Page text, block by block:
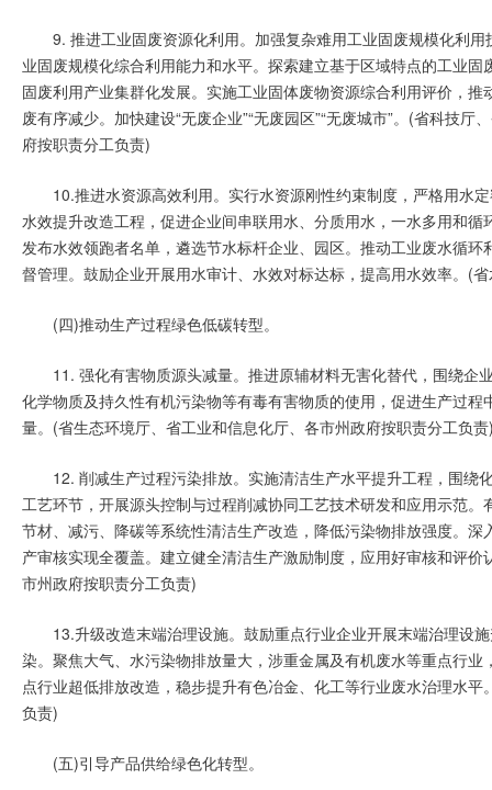
9. 推进工业固废资源化利用。加强复杂难用工业固废规模化利
业固废规模化综合利用能力和水平。探索建立基于区域特点的工业
固废利用产业集群化发展。实施工业固体废物资源综合利用评价，
废有序减少。加快建设“无废企业”“无废园区”“无废城市”。(省科技
府按职责分工负责)
10.推进水资源高效利用。实行水资源刚性约束制度，严格用水
水效提升改造工程，促进企业间串联用水、分质用水，一水多用和
发布水效领跑者名单，遴选节水标杆企业、园区。推动工业废水循
督管理。鼓励企业开展用水审计、水效对标达标，提高用水效率。(
(四)推动生产过程绿色低碳转型。
11. 强化有害物质源头减量。推进原辅材料无害化替代，围绕
化学物质及持久性有机污染物等有毒有害物质的使用，促进生产过
量。(省生态环境厅、省工业和信息化厅、各市州政府按职责分工负
12. 削减生产过程污染排放。实施清洁生产水平提升工程，围
工艺环节，开展源头控制与过程削减协同工艺技术研发和应用示范
节材、减污、降碳等系统性清洁生产改造，降低污染物排放强度。
产审核实现全覆盖。建立健全清洁生产激励制度，应用好审核和评
市州政府按职责分工负责)
13.升级改造末端治理设施。鼓励重点行业企业开展末端治理设
染。聚焦大气、水污染物排放量大，涉重金属及有机废水等重点行
点行业超低排放改造，稳步提升有色冶金、化工等行业废水治理水
负责)
(五)引导产品供给绿色化转型。